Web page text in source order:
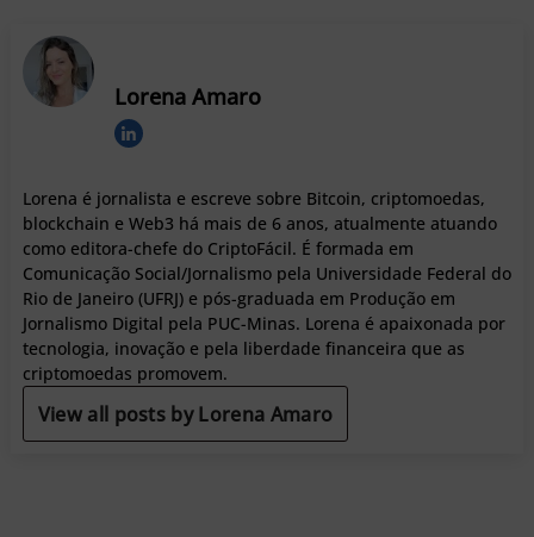
Lorena Amaro
Lorena é jornalista e escreve sobre Bitcoin, criptomoedas,
blockchain e Web3 há mais de 6 anos, atualmente atuando
como editora-chefe do CriptoFácil. É formada em
Comunicação Social/Jornalismo pela Universidade Federal do
Rio de Janeiro (UFRJ) e pós-graduada em Produção em
Jornalismo Digital pela PUC-Minas. Lorena é apaixonada por
tecnologia, inovação e pela liberdade financeira que as
criptomoedas promovem.
View all posts by Lorena Amaro